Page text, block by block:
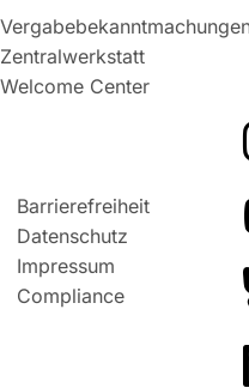
Zentralwerkstatt
Welcome Center
Barrierefreiheit
Datenschutz
Impressum
Compliance